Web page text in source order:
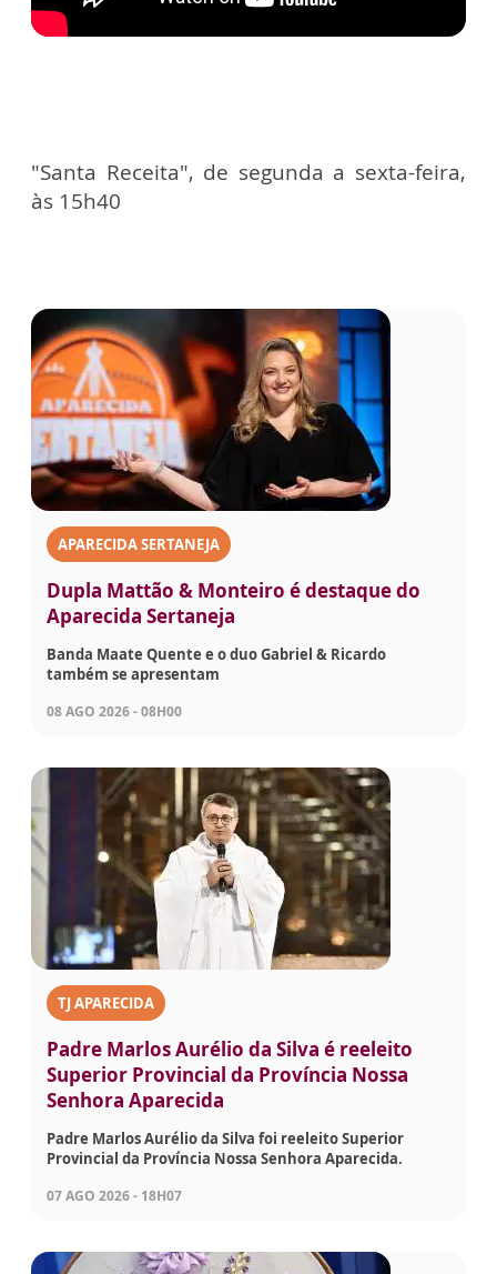
"Santa Receita", de segunda a sexta-feira,
às 15h40
APARECIDA SERTANEJA
Dupla Mattão & Monteiro é destaque do
Aparecida Sertaneja
Banda Maate Quente e o duo Gabriel & Ricardo
também se apresentam
08 AGO 2026 - 08H00
TJ APARECIDA
Padre Marlos Aurélio da Silva é reeleito
Superior Provincial da Província Nossa
Senhora Aparecida
Padre Marlos Aurélio da Silva foi reeleito Superior
Provincial da Província Nossa Senhora Aparecida.
07 AGO 2026 - 18H07